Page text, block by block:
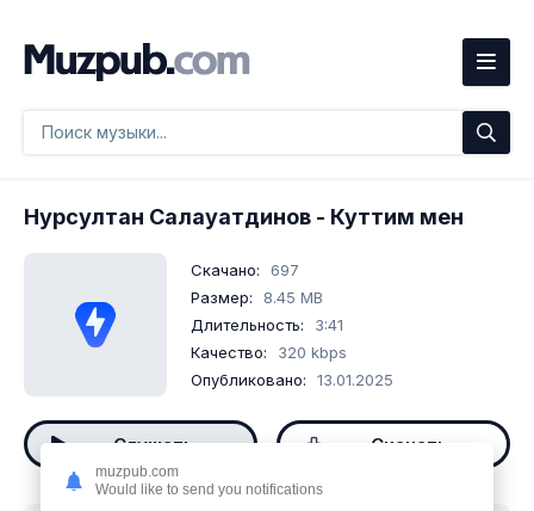
Нурсултан Салауатдинов - Куттим мен
Скачано:
697
Размер:
8.45 MB
Длительность:
3:41
Качество:
320 kbps
Опубликовано:
13.01.2025
Слушать Скачать
muzpub.com
Would like to send you notifications